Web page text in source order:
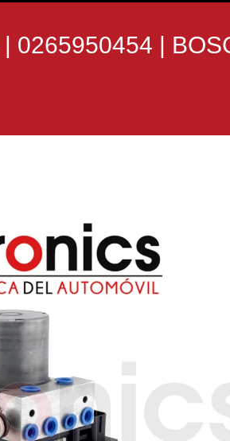
0265950454 |